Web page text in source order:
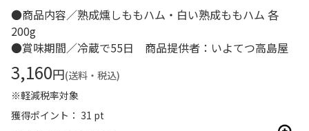
●商品内容／熟成燻しももハム・白い熟成ももハム 各
200g
●賞味期間／冷蔵で55日 商品提供者：いよてつ高島屋
3,160円(送料・税込)
※軽減税率対象
獲得ポイント： 31 pt